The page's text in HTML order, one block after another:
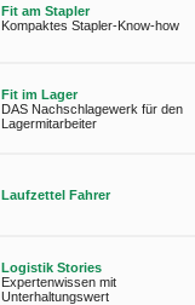
Fit am Stapler
Kompaktes Stapler-Know-how
Fit im Lager
DAS Nachschlagewerk für den
Lagermitarbeiter
Laufzettel Fahrer
Logistik Stories
Expertenwissen mit
Unterhaltungswert